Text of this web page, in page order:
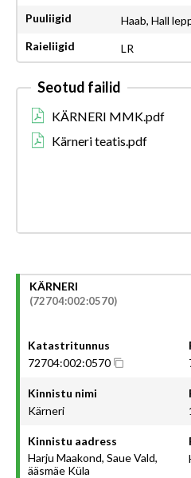
Puuliigid
Haab, Hall
Raieliigid
LR
Seotud failid
KÄRNERI MMK.pdf
Kärneri teatis.pdf
KÄRNERI
(72704:002:0570)
Katastritunnus
72704:002:0570
Kinnistu nimi
Kärneri
Kinnistu aadress
Harju Maakond, Saue Vald,
ääsmäe Küla